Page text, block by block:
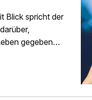
Blick spricht der
gegeben